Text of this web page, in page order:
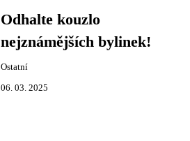
Odhalte kouzlo
nejznámějších bylinek!
Ostatní
06. 03. 2025